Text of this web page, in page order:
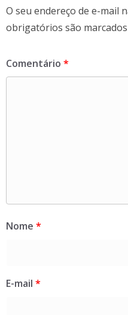
O seu endereço de e-mail
obrigatórios são
Comentário *
Nome *
E-mail *